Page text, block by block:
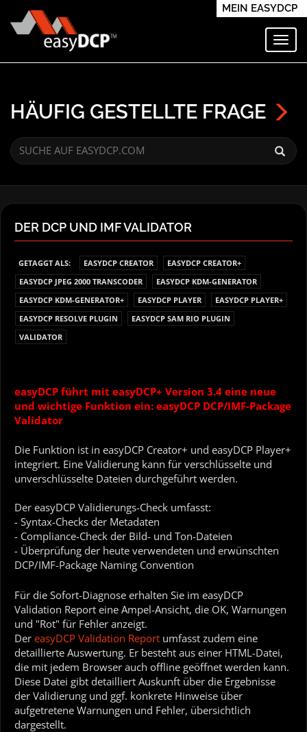
MEIN EASYDCP
HÄUFIG GESTELLTE FRAGE
DER DCP UND IMF VALIDATOR
GETAGGT ALS: EASYDCP CREATOR
EASYDCP CREATOR+
EASYDCP JPEG 2000 TRANSCODER
EASYDCP KDM-GENERATOR
EASYDCP KDM-GENERATOR+
EASYDCP PLAYER
EASYDCP PLAYER+
EASYDCP RESOLVE PLUGIN
EASYDCP SAM RIO PLUGIN
VALIDATOR
easyDCP führt mit easyDCP+ Version 3.4 eine neue
und wichtige Funktion ein: easyDCP DCP/IMF-Package
Validator
Die Funktion ist in easyDCP Creator+ und easyDCP Player+
integriert. Eine Validierung kann für verschlüsselte und
unverschlüsselte Dateien durchgeführt werden.
Der easyDCP Validierungs-Check umfasst:
- Syntax-Checks der Metadaten
- Compliance-Check der Bild- und Ton-Dateien
- Überprüfung der heute verwendeten und erwünschten
DCP/IMF-Package Naming Convention
Für die Sofort-Diagnose erhalten Sie im easyDCP
Validation Report eine Ampel-Ansicht, die OK, Warnungen
und "Rot" für Fehler anzeigt.
Der easyDCP Validation Report umfasst zudem eine
detaillierte Auswertung. Er besteht aus einer HTML-Datei,
die mit jedem Browser auch offline geöffnet werden kann.
Diese Datei gibt detailliert Auskunft über die Ergebnisse
der Validierung und ggf. konkrete Hinweise über
aufgetretene Warnungen und Fehler, übersichtlich
dargestellt.